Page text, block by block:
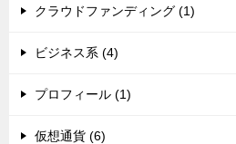
クラウドファンディング (1)
ビジネス系 (4)
プロフィール (1)
仮想通貨 (6)